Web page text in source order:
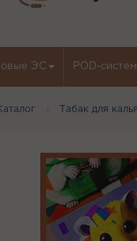
ЭС POD-
Табак для